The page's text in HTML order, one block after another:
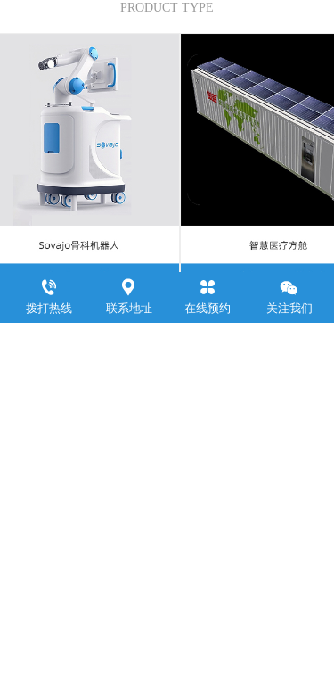
PRODUCT TYPE
拨打热线 联系地址 在线预约 关注我们